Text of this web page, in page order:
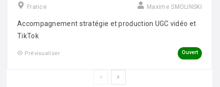
France Maxime SMOLINSKI
Accompagnement stratégie et production UGC vidéo et
TikTok
Prévisualiser Ouvert